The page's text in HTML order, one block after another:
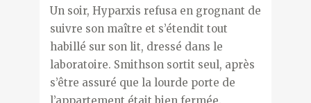
Un soir, Hyparxis refusa en grognant de
suivre son maître et s’étendit tout
habillé sur son lit, dressé dans le
laboratoire. Smithson sortit seul, après
s’être assuré que la lourde porte de